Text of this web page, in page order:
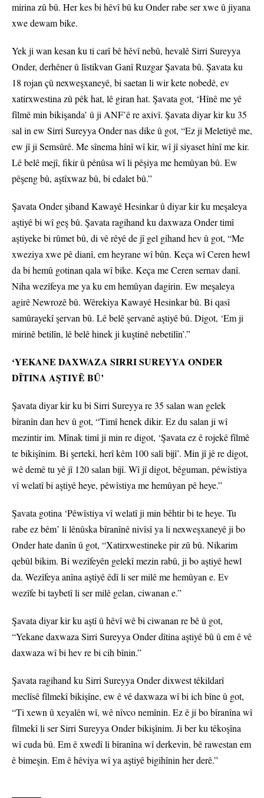
mirina zû bû. Her kes bi hêvî bû ku Onder rabe ser xwe û jiyana
xwe dewam bike.
Yek ji wan kesan ku ti carî bê hêvî nebû, hevalê Sirri Sureyya
Onder, derhêner û lîstikvan Ganî Ruzgar Şavata bû. Şavata ku
18 rojan çû nexweşxaneyê, bi saetan li wir kete nobedê, ev
xatirxwestina zû pêk hat, lê giran hat. Şavata got, ‘Hînê me yê
fîlmê min bikişanda’ û ji ANF’ê re axivî. Şavata diyar kir ku 35
sal in ew Sirri Sureyya Onder nas dike û got, “Ez ji Meletiyê me,
ew jî ji Semsûrê. Me sînema hînî wî kir, wî jî siyaset hînî me kir.
Lê belê mejî, fikir û pênûsa wî li pêşiya me hemûyan bû. Ew
pêşeng bû, aştîxwaz bû, bi edalet bû.”
Şavata Onder şiband Kawayê Hesinkar û diyar kir ku meşaleya
aştiyê bi wî geş bû. Şavata ragihand ku daxwaza Onder timî
aştiyeke bi rûmet bû, di vê rêyê de jî gel gihand hev û got, “Me
xweziya xwe pê dianî, em heyrane wî bûn. Keça wî Ceren hewl
da bi hemû gotinan qala wî bike. Keça me Ceren sernav danî.
Niha wezîfeya me ya ku em hemûyan dagirin. Ew meşaleya
agirê Newrozê bû. Wêrekiya Kawayê Hesinkar bû. Bi qasî
samûrayekî şervan bû. Lê belê şervanê aştiyê bû. Digot, ‘Em ji
mirinê betilîn, lê belê hinek ji kuştinê nebetilîn’.”
‘YEKANE DAXWAZA SIRRI SUREYYA ONDER
DÎTINA AŞTIYÊ BÛ’
Şavata diyar kir ku bi Sirri Sureyya re 35 salan wan gelek
bîranîn dan hev û got, “Timî henek dikir. Ez du salan ji wî
mezintir im. Mînak timî ji min re digot, ‘Şavata ez ê rojekê fîlmê
te bikişînim. Bi şertekî, herî kêm 100 salî bijî’. Min jî jê re digot,
wê demê tu yê jî 120 salan bijî. Wî jî digot, bêguman, pêwîstiya
vî welatî bi aştiyê heye, pêwîstiya me hemûyan pê heye.”
Şavata gotina ‘Pêwîstiya vî welatî ji min bêhtir bi te heye. Tu
rabe ez bêm’ li lênûska bîranînê nivîsî ya li nexweşxaneyê ji bo
Onder hate danîn û got, “Xatirxwestineke pir zû bû. Nikarim
qebûl bikim. Bi wezîfeyên gelekî mezin rabû, ji bo aştiyê hewl
da. Wezîfeya anîna aştiyê êdî li ser milê me hemûyan e. Ev
wezîfe bi taybetî li ser milê gelan, ciwanan e.”
Şavata diyar kir ku aştî û hêvî wê bi ciwanan re bê û got,
“Yekane daxwaza Sirri Sureyya Onder dîtina aştiyê bû û em ê vê
daxwaza wî bi hev re bi cih bînin.”
Şavata ragihand ku Sirri Sureyya Onder dixwest têkildarî
meclîsê fîlmekî bikişîne, ew ê vê daxwaza wî bi ich bîne û got,
“Ti xewn û xeyalên wî, wê nîvco nemînin. Ez ê ji bo bîranîna wî
fîlmekî li ser Sirri Sureyya Onder bikişînim. Ji ber ku têkoşîna
wî cuda bû. Em ê xwedî li bîranîna wî derkevin, bê rawestan em
ê bimeşin. Em ê hêviya wî ya aştiyê bigihînin her derê.”